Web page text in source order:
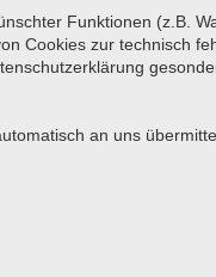
Funktionen (z.B.
Cookies zur technisch
an uns